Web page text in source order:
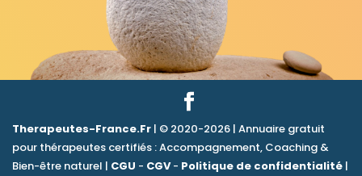
Therapeutes-France.Fr | © 2020-2026 | Annuaire gratuit
pour thérapeutes certifiés : Accompagnement, Coaching &
Bien-être naturel | CGU - CGV- Politique de confidentialité |